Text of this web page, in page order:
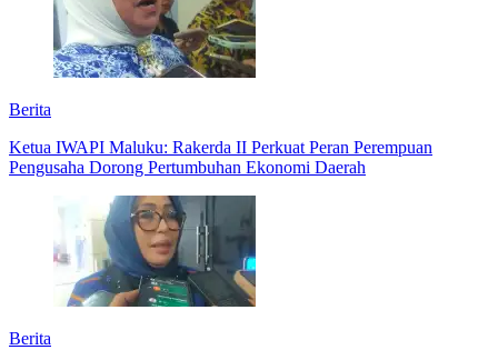
Berita
Ketua IWAPI Maluku: Rakerda II Perkuat Peran Perempuan
Pengusaha Dorong Pertumbuhan Ekonomi Daerah
Berita